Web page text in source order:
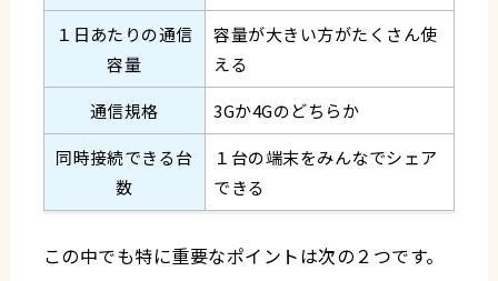
１日あたりの通信
容量
容量が大きい方がたくさん使
える
通信規格
3Gか4Gのどちらか
同時接続できる台
数
１台の端末をみんなでシェア
できる
この中でも特に重要なポイントは次の２つです。